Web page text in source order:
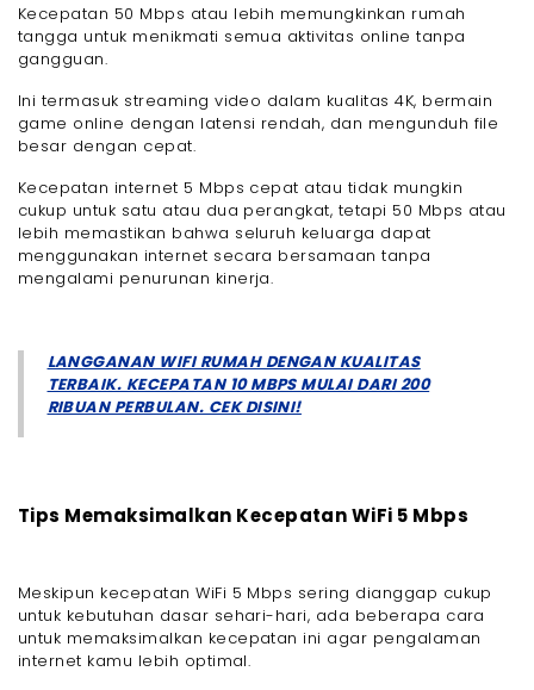
Kecepatan 50 Mbps atau lebih memungkinkan rumah
tangga untuk menikmati semua aktivitas online tanpa
gangguan.
Ini termasuk streaming video dalam kualitas 4K, bermain
game online dengan latensi rendah, dan mengunduh file
besar dengan cepat.
Kecepatan internet 5 Mbps cepat atau tidak mungkin
cukup untuk satu atau dua perangkat, tetapi 50 Mbps atau
lebih memastikan bahwa seluruh keluarga dapat
menggunakan internet secara bersamaan tanpa
mengalami penurunan kinerja.
LANGGANAN WIFI RUMAH DENGAN KUALITAS
TERBAIK. KECEPATAN 10 MBPS MULAI DARI 200
RIBUAN PERBULAN. CEK DISINI!
Tips Memaksimalkan Kecepatan WiFi 5 Mbps
Meskipun kecepatan WiFi 5 Mbps sering dianggap cukup
untuk kebutuhan dasar sehari-hari, ada beberapa cara
untuk memaksimalkan kecepatan ini agar pengalaman
internet kamu lebih optimal.